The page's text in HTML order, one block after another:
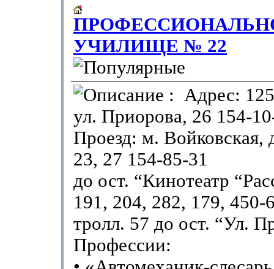
УЧИЛИЩЕ № 22
: Адрес:
ул. Приорова, 26 154-
Проезд: м. Войковская,
23, 27 154-85-31
до ост. “Кинотеатр
191, 204, 282, 179, 450-
тролл. 57 до ост. “Ул.
Профессии: